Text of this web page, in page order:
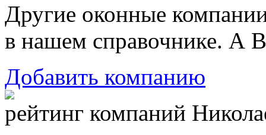
Другие оконные
в нашем справочнике. А
Добавить компанию
рейтинг компаний